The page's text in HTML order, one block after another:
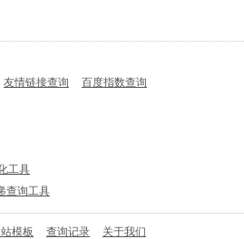
友情链接查询
百度指数查询
工具
查询工具
模板 查询记录
关于我们